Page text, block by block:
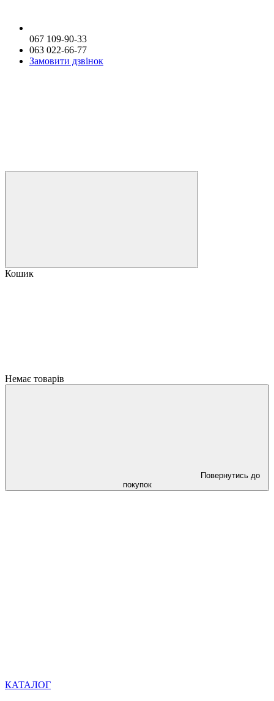
067 109-90-33
063 022-66-77
Замовити дзвінок
Кошик
Немає товарів
Повернутись до
покупок
КАТАЛОГ